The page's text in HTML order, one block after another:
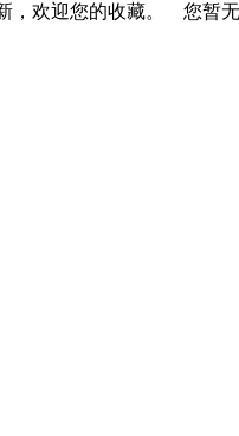
，欢迎您的收藏。 您暂